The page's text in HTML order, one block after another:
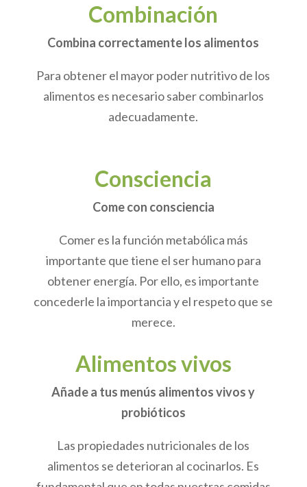
Combinación
Combina correctamente los alimentos
Para obtener el mayor poder nutritivo de los
alimentos es necesario saber combinarlos
adecuadamente.
Consciencia
Come con consciencia
Comer es la función metabólica más
importante que tiene el ser humano para
obtener energía. Por ello, es importante
concederle la importancia y el respeto que se
merece.
Alimentos vivos
Añade a tus menús alimentos vivos y
probióticos
Las propiedades nutricionales de los
alimentos se deterioran al cocinarlos. Es